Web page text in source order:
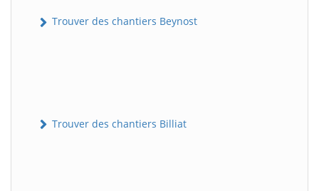
Trouver des chantiers Beynost
Trouver des chantiers Billiat